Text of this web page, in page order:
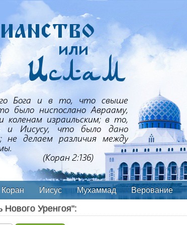
Коран Иисус Мухаммад Верование
Нового Уренгоя":